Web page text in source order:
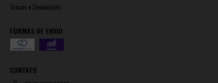
Trocas e Devoluções
FORMAS DE ENVIO
CONTATO